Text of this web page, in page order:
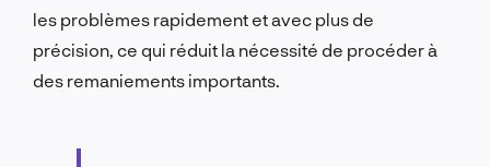
les problèmes rapidement et avec plus de
précision, ce qui réduit la nécessité de procéder à
des remaniements importants.